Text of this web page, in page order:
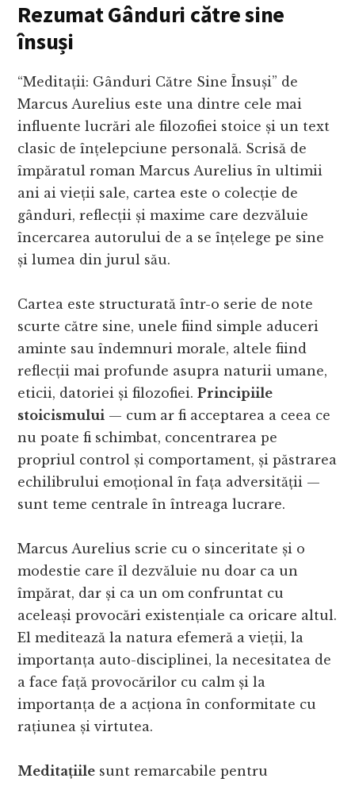
Rezumat Gânduri către sine
însuși
“Meditații: Gânduri Către Sine Însuși” de
Marcus Aurelius este una dintre cele mai
influente lucrări ale filozofiei stoice și un text
clasic de înțelepciune personală. Scrisă de
împăratul roman Marcus Aurelius în ultimii
ani ai vieții sale, cartea este o colecție de
gânduri, reflecții și maxime care dezvăluie
încercarea autorului de a se înțelege pe sine
și lumea din jurul său.
Cartea este structurată într-o serie de note
scurte către sine, unele fiind simple aduceri
aminte sau îndemnuri morale, altele fiind
reflecții mai profunde asupra naturii umane,
eticii, datoriei și filozofiei.Principiile
stoicismului — cum ar fi acceptarea a ceea ce
nu poate fi schimbat, concentrarea pe
propriul control și comportament, și păstrarea
echilibrului emoțional în fața adversității —
sunt teme centrale în întreaga lucrare.
Marcus Aurelius scrie cu o sinceritate și o
modestie care îl dezvăluie nu doar ca un
împărat, dar și ca un om confruntat cu
aceleași provocări existențiale ca oricare altul.
El meditează la natura efemeră a vieții, la
importanța auto-disciplinei, la necesitatea de
a face față provocărilor cu calm și la
importanța de a acționa în conformitate cu
rațiunea și virtutea.
Meditațiile sunt remarcabile pentru